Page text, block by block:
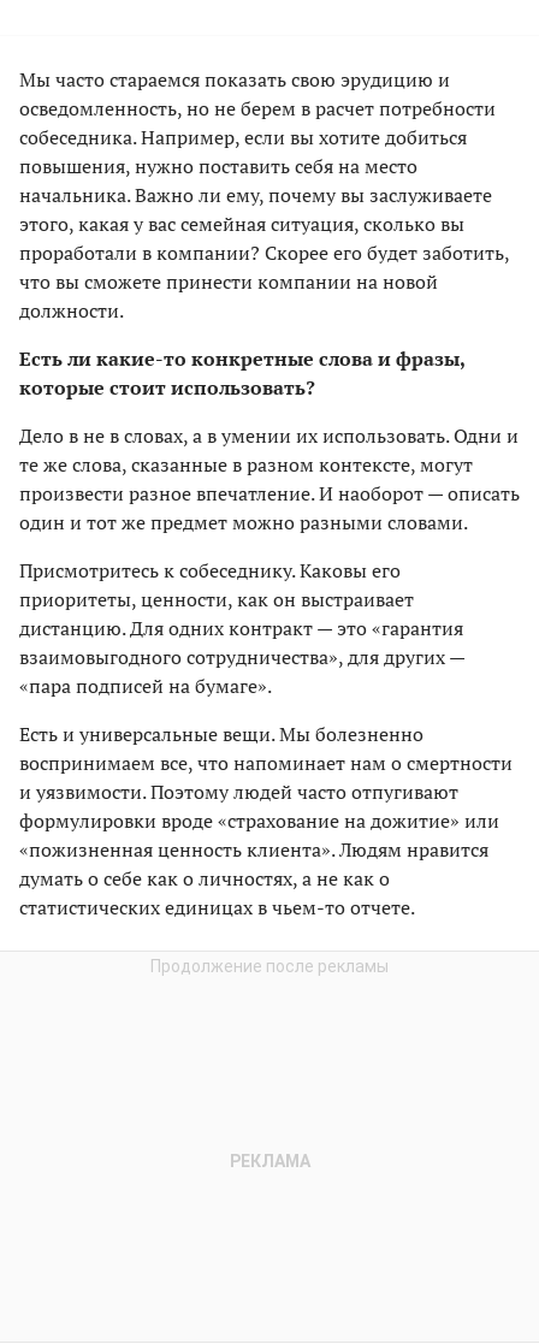
Мы часто стараемся показать свою эрудицию и
осведомленность, но не берем в расчет потребности
собеседника. Например, если вы хотите добиться
повышения, нужно поставить себя на место
начальника. Важно ли ему, почему вы заслуживаете
этого, какая у вас семейная ситуация, сколько вы
проработали в компании? Скорее его будет заботить,
что вы сможете принести компании на новой
должности.
Есть ли какие-то конкретные слова и фразы,
которые стоит использовать?
Дело в не в словах, а в умении их использовать. Одни и
те же слова, сказанные в разном контексте, могут
произвести разное впечатление. И наоборот — описать
один и тот же предмет можно разными словами.
Присмотритесь к собеседнику. Каковы его
приоритеты, ценности, как он выстраивает
дистанцию. Для одних контракт — это «гарантия
взаимовыгодного сотрудничества», для других —
«пара подписей на бумаге».
Есть и универсальные вещи. Мы болезненно
воспринимаем все, что напоминает нам о смертности
и уязвимости. Поэтому людей часто отпугивают
формулировки вроде «страхование на дожитие» или
«пожизненная ценность клиента». Людям нравится
думать о себе как о личностях, а не как о
статистических единицах в чьем-то отчете.